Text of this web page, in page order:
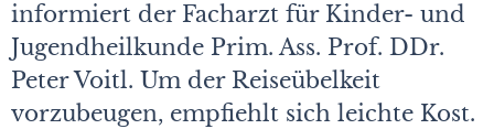
informiert der Facharzt für Kinder- und
Jugendheilkunde Prim. Ass. Prof. DDr.
Peter Voitl. Um der Reiseübelkeit
vorzubeugen, empfiehlt sich leichte Kost.